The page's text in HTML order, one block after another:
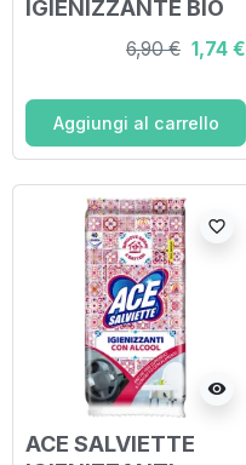
IGIENIZZANTE BIO
6,90 € 1,74 €
Aggiungi al carrello
visibility
favorite_border
ACE SALVIETTE